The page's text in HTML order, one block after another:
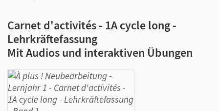
Carnet d'activités - 1A cycle long -
Lehrkräftefassung
Mit Audios und interaktiven Übungen